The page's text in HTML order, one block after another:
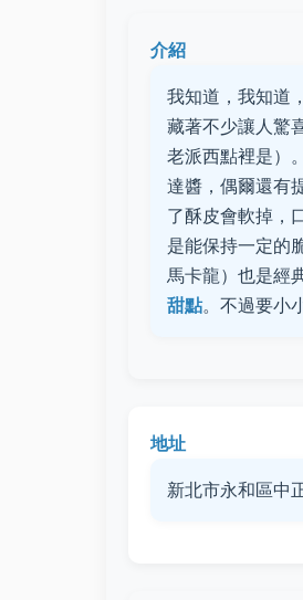
介紹
我知道，我知道
藏著不少讓人驚
老派西點裡是）
達醬，偶爾還有
了酥皮會軟掉，
是能保持一定的
馬卡龍）也是經
甜點。不過要小
地址
新北市永和區中